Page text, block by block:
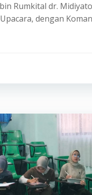
Rumkital dr.
dengan